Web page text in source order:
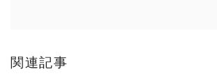
関連記事